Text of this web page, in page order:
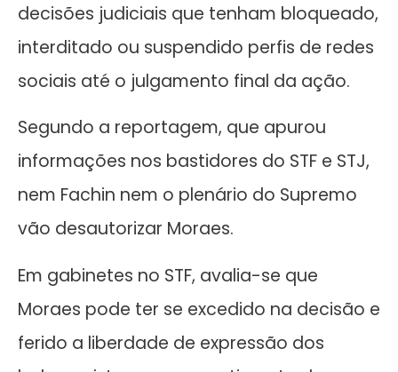
decisões judiciais que tenham bloqueado,
interditado ou suspendido perfis de redes
sociais até o julgamento final da ação.
Segundo a reportagem, que apurou
informações nos bastidores do STF e STJ,
nem Fachin nem o plenário do Supremo
vão desautorizar Moraes.
Em gabinetes no STF, avalia-se que
Moraes pode ter se excedido na decisão e
ferido a liberdade de expressão dos